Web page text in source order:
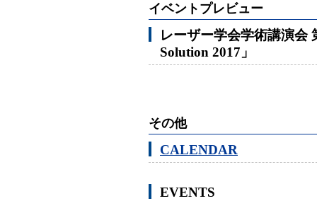
イベントプレビュー
レーザー学会学術講演会
Solution 2017」
その他
CALENDAR
EVENTS